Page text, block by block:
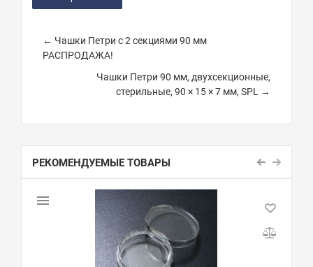
← Чашки Петри с 2 секциями 90 мм
РАСПРОДАЖА!
Чашки Петри 90 мм, двухсекционные,
стерильные, 90 × 15 × 7 мм, SPL →
РЕКОМЕНДУЕМЫЕ ТОВАРЫ